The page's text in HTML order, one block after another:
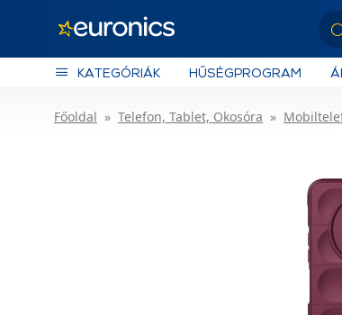
KATEGÓRIÁK HŰSÉGPROGRAM
Főoldal Telefon, Tablet, Okosóra